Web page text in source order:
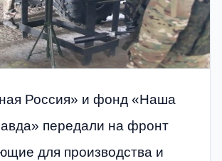
Россия» и фонд «Наша
передали на фронт
для производства и